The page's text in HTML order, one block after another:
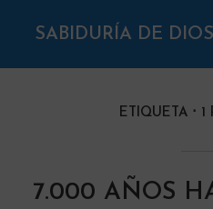
SABIDURÍA DE DIOS
ETIQUETA 1
7.000 AÑOS